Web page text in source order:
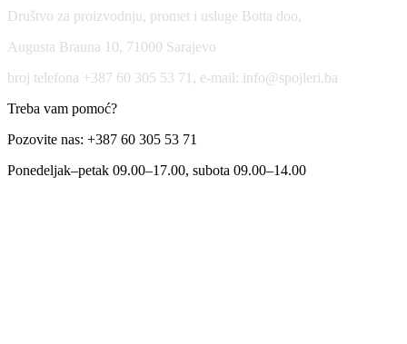
Društvo za proizvodnju, promet i usluge Botta doo,
Augusta Brauna 10, 71000 Sarajevo
broj telefona +387 60 305 53 71, e-mail: info@spojleri.ba
Treba vam pomoć?
Pozovite nas: +387 60 305 53 71
Ponedeljak–petak 09.00–17.00, subota 09.00–14.00